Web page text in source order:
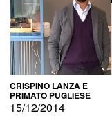
CRISPINO LANZA E
PRIMATO PUGLIESE
15/12/2014